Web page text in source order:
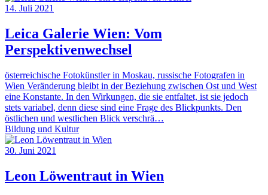
14. Juli 2021
Leica Galerie Wien: Vom
Perspektivenwechsel
österreichische Fotokünstler in Moskau, russische Fotografen in
Wien Veränderung bleibt in der Beziehung zwischen Ost und West
eine Konstante. In den Wirkungen, die sie entfaltet, ist sie jedoch
stets variabel, denn diese sind eine Frage des Blickpunkts. Den
östlichen und westlichen Blick verschrä…
Bildung und Kultur
30. Juni 2021
Leon Löwentraut in Wien